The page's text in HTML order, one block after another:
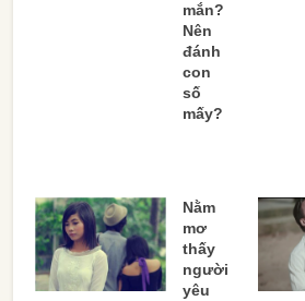
mắn?
Nên
đánh
con
số
mấy?
Nằm
mơ
thấy
người
yêu